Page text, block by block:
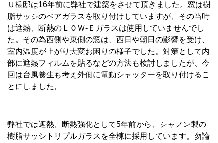
Ｕ様邸は16年前に弊社で建築をさせて頂きました。窓は樹
脂サッシのペアガラスを取り付けしていますが、その当時
は遮熱、断熱のＬＯＷ-Ｅガラスは使用していませんでし
た。その為西側や東側の窓は、西日や朝日の影響を受け、
室内温度が上がり大変お困りの様子でした。対策として内
部に遮熱フィルムを貼るなどの方法も検討しましたが、今
回は台風養生も考え外側に電動シャッターを取り付けるこ
とにしました。
弊社では遮熱、断熱強化として5年前から、シャノン製の
樹脂サッシトリプルガラスを全棟に採用しています。勿論